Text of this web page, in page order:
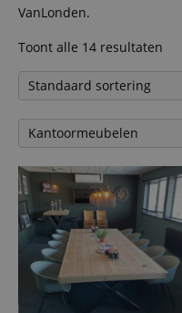
VanLonden.
Toont alle 14 resultaten